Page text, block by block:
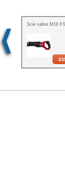
Scie sabre M18